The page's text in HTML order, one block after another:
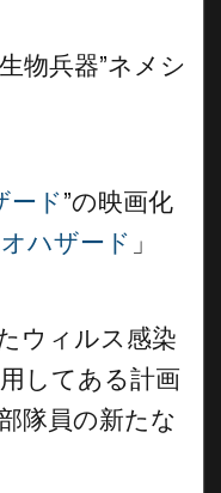
物兵器”ネメシ
ード”の映画化
ハザード 」
ウィルス感染
してある計画
隊員の新たな